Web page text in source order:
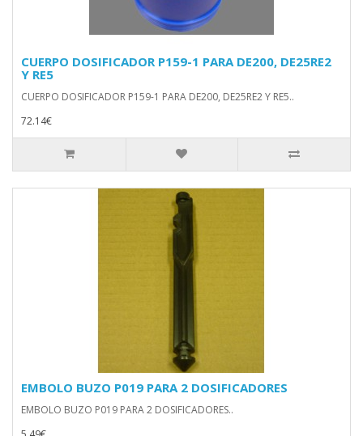
CUERPO DOSIFICADOR P159-1 PARA DE200, DE25RE2
Y RE5
CUERPO DOSIFICADOR P159-1 PARA DE200, DE25RE2 Y RE5..
72.14€
EMBOLO BUZO P019 PARA 2 DOSIFICADORES
EMBOLO BUZO P019 PARA 2 DOSIFICADORES..